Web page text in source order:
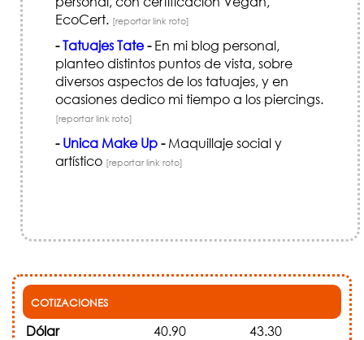
EcoCert. [reportar link roto]
-Tatuajes Tate-En mi blog personal,
planteo distintos puntos de vista, sobre
diversos aspectos de los tatuajes, y en
ocasiones dedico mi tiempo a los piercings.
[reportar link roto]
- Unica Make Up-Maquillaje social y
artístico [reportar link roto]
COTIZACIONES
Dólar 40.90
43.30